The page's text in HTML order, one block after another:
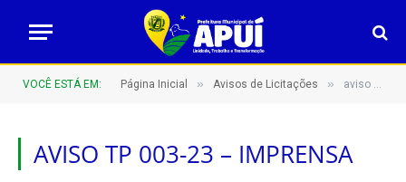
VOCÊ ESTÁ EM: Página Inicial » Avisos de Licitações » aviso TP 003-23 – imprensa
AVISO TP 003-23 – IMPRENSA